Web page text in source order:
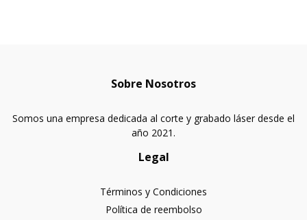
Sobre Nosotros
Somos una empresa dedicada al corte y grabado láser desde el
año 2021.
Legal
Términos y Condiciones
Política de reembolso